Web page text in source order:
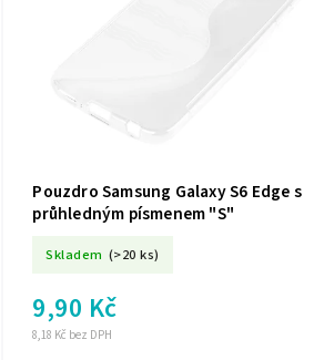
Pouzdro Samsung Galaxy S6 Edge s
průhledným písmenem "S"
Skladem (>20 ks)
8,18 Kč bez DPH
9,90 Kč